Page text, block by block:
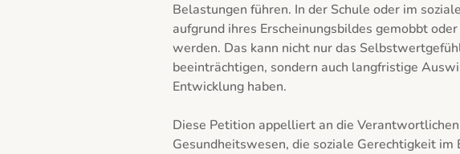
Belastungen führen. In der Schule oder im
aufgrund ihres Erscheinungsbildes gemobbt
werden. Das kann nicht nur das
beeinträchtigen, sondern auch langfristige
Entwicklung haben.
Diese Petition appelliert an die
Gesundheitswesen, die soziale Gerechtigkeit im